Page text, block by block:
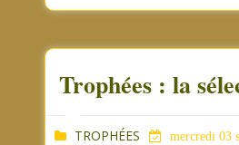
Trophées : la
TROPHÉES mercredi 03